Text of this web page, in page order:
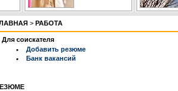
> РАБОТА
Для соискателя
Добавить резюме
Банк вакансий